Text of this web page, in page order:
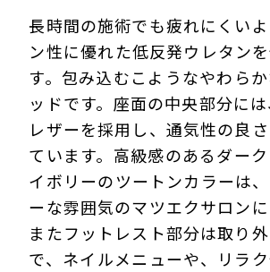
長時間の施術でも疲れにくい
ン性に優れた低反発ウレタン
す。包み込むこようなやわら
ッドです。座面の中央部分に
レザーを採用し、通気性の良
ています。高級感のあるダー
イボリーのツートンカラーは
ーな雰囲気のマツエクサロンに
またフットレスト部分は取り
で、ネイルメニューや、リラ